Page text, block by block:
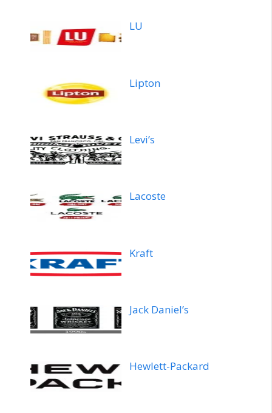
LU
Lipton
Levi’s
Lacoste
Kraft
Jack Daniel’s
Hewlett-Packard